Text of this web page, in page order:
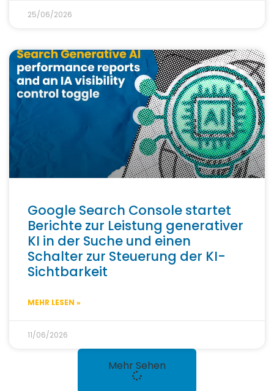
25/06/2026
Google Search Console startet
Berichte zur Leistung generativer
KI in der Suche und einen
Schalter zur Steuerung der KI-
Sichtbarkeit
MEHR LESEN »
11/06/2026
Mehr Sehen